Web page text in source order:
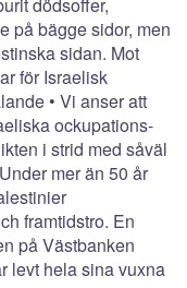
på bägge sidor, men
sidan. Mot
för Israelisk
• Vi anser att
ockupations-
i strid med såväl
mer än 50 år
framtidstro. En
på Västbanken
levt hela sina vuxna